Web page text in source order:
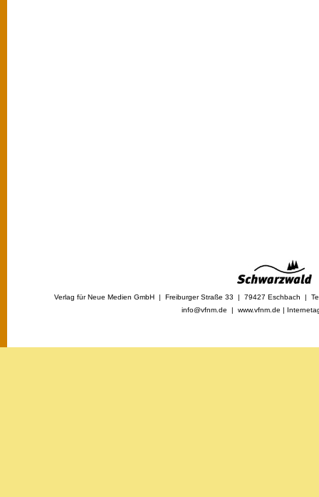
Verlag für Neue Medien GmbH | Freiburger Straße 33 | 79427 Eschbach |
info@vfnm.de | www.vfnm.de |